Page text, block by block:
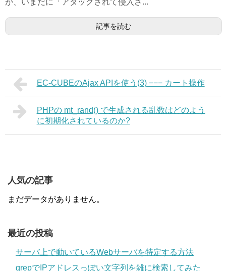
記事を読む
EC-CUBEのAjax APIを使う(3) −−− カート操作
PHPの mt_rand() で生成される乱数はどのよう
に初期化されているのか?
人気の記事
まだデータがありません。
最近の投稿
サーバ上で動いているWebサーバを特定する方法
grepでIPアドレスっぽい文字列を雑に検索してみた